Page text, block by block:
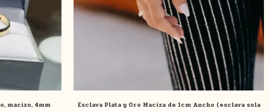
macizo, 4mm
se
pueden
elegir
la
página
de
Esclava Plata y Oro Maciza de 1cm Ancho (esclava sola
se
pueden
elegir
en
la
página
de